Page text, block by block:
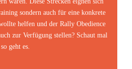
sondern auch für eine konkrete
helfen und der Rally Obedience
zur Verfügung stellen? Schaut mal
geht es.